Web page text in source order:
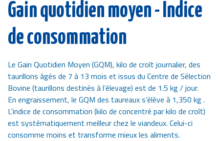
Gain quotidien moyen - Indice
de consommation
Le Gain Quotidien Moyen (GQM), kilo de croît journalier, des
taurillons âgés de 7 à 13 mois et issus du Centre de Sélection
Bovine (taurillons destinés à l’élevage) est de 1.5 kg / jour.
En engraissement, le GQM des taureaux s’élève à 1,350 kg .
L’indice de consommation (kilo de concentré par kilo de croît)
est systématiquement meilleur chez le viandeux. Celui-ci
consomme moins et transforme mieux les aliments.